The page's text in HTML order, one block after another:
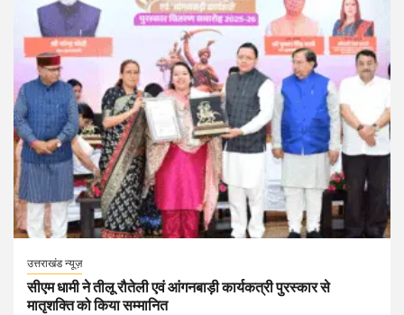
उत्तराखंड न्यूज़
सीएम धामी ने तीलू रौतेली एवं आंगनबाड़ी कार्यकत्री पुरस्कार से
मातृशक्ति को किया सम्मानित